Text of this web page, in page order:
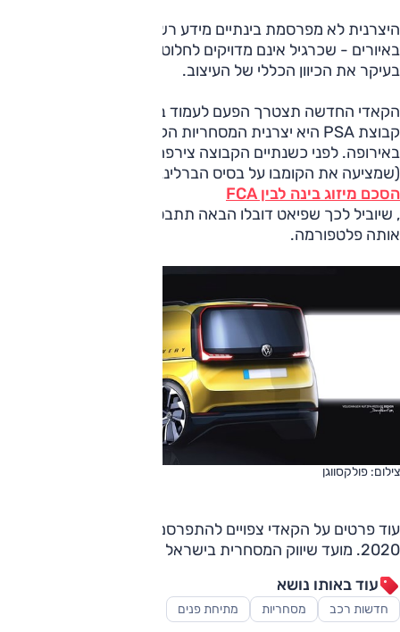
היצרנית לא מפרסמת בינתיים מידע רשמי כלשהו, ומסתפקת
באיורים - שכרגיל אינם מדויקים לחלוטין בפרופורציות וממחישים
בעיקר את הכיוון הכללי של העיצוב.
הקאדי החדשה תצטרך הפעם לעמוד בתחרות קשה במיוחד -
קבוצת PSA היא יצרנית המסחריות הקלות הגדולה ביותר
באירופה. לפני כשנתיים הקבוצה צירפה לשורותיה גם את אופל
(שמציעה את הקומבו על בסיס הברלינגו) ולאחרונה נחתם
הסכם מיזוג בינה לבין FCA
, שיוביל לכך שפיאט דובלו הבאה תתבסס אף היא כנראה על
אותה פלטפורמה.
צילום: פולקסווגן
עוד פרטים על הקאדי צפויים להתפרסם בהשקת הדגם בפברואר
2020. מועד שיווק המסחרית בישראל עדיין אינו ידוע.
עוד באותו נושא
חדשות רכב מסחריות מתיחת פנים